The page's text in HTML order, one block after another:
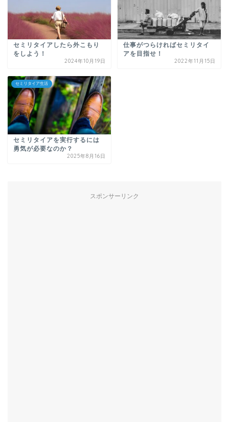
セミリタイアしたら外こもり
をしよう！
2024年10月19日
仕事がつらければセミリタイ
アを目指せ！
2022年11月15日
セミリタイア生活
セミリタイアを実行するには
勇気が必要なのか？
2025年8月16日
スポンサーリンク